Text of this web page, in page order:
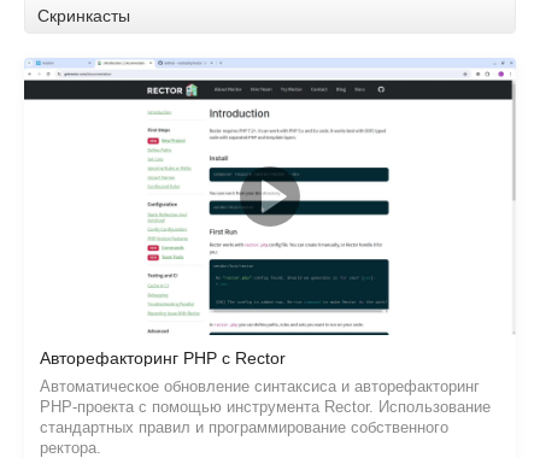
Скринкасты
Авторефакторинг PHP с Rector
Автоматическое обновление синтаксиса и авторефакторинг
PHP-проекта с помощью инструмента Rector. Использование
стандартных правил и программирование собственного
ректора.